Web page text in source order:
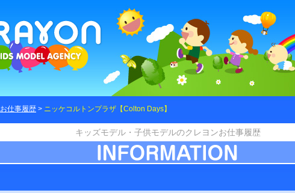
お仕事履歴 > ニッケコルトンプラザ【Colton Days】
キッズモデル・子供モデルのクレヨンお仕事履歴